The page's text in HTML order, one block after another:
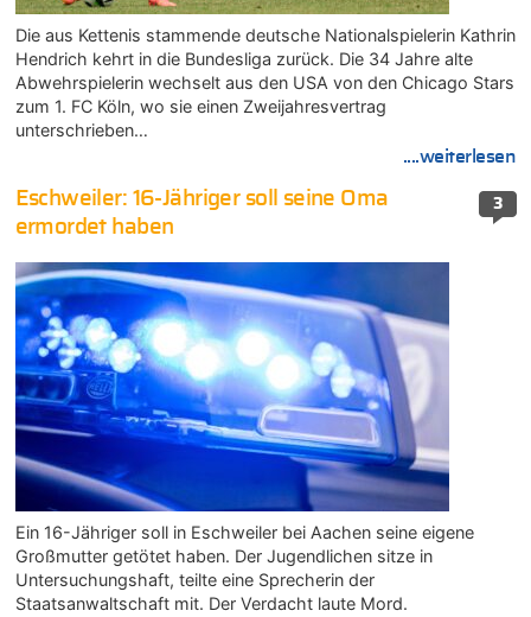
Die aus Kettenis stammende deutsche Nationalspielerin Kathrin
Hendrich kehrt in die Bundesliga zurück. Die 34 Jahre alte
Abwehrspielerin wechselt aus den USA von den Chicago Stars
zum 1. FC Köln, wo sie einen Zweijahresvertrag
unterschrieben…
....weiterlesen
3
Eschweiler: 16-Jähriger soll seine Oma
ermordet haben
Ein 16-Jähriger soll in Eschweiler bei Aachen seine eigene
Großmutter getötet haben. Der Jugendlichen sitze in
Untersuchungshaft, teilte eine Sprecherin der
Staatsanwaltschaft mit. Der Verdacht laute Mord.